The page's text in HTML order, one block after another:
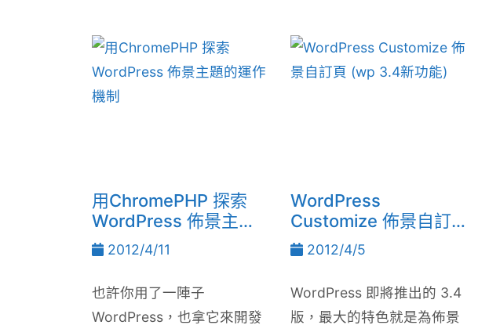
用ChromePHP 探索
WordPress 佈景主題
的運作機制
2012/4/11
也許你用了一陣子
WordPress，也拿它來開發
WordPress
Customize 佈景自訂
頁 (wp 3.4新功能)
2012/4/5
WordPress 即將推出的 3.4
版，最大的特色就是為佈景